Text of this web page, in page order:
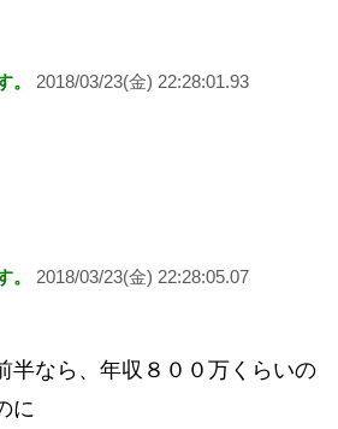
。
2018/03/23(金) 22:28:01.93
。
2018/03/23(金) 22:28:05.07
半なら、年収８００万くらいの
に